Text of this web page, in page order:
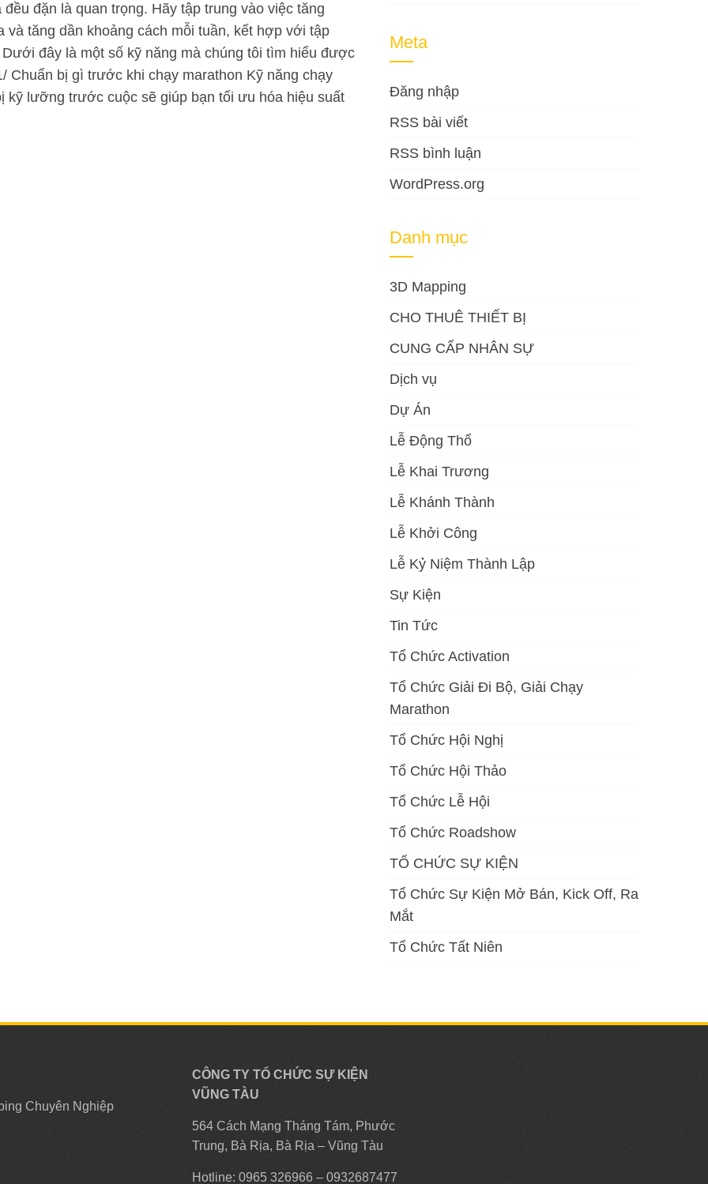
đặn là quan trọng. Hãy tập trung vào việc tăng
tăng dần khoảng cách mỗi tuần, kết hợp với tập
đây là một số kỹ năng mà chúng tôi tìm hiểu được
Chuẩn bị gì trước khi chạy marathon Kỹ năng chạy
kỹ lưỡng trước cuộc sẽ giúp bạn tối ưu hóa hiệu suất
Meta
Đăng nhập
RSS bài viết
RSS bình luận
WordPress.org
Danh mục
3D Mapping
CHO THUÊ THIẾT BỊ
CUNG CẤP NHÂN SỰ
Dịch vụ
Dự Án
Lễ Động Thổ
Lễ Khai Trương
Lễ Khánh Thành
Lễ Khởi Công
Lễ Kỷ Niệm Thành Lập
Sự Kiện
Tin Tức
Tổ Chức Activation
Tổ Chức Giải Đi Bộ, Giải Chạy
Marathon
Tổ Chức Hội Nghị
Tổ Chức Hội Thảo
Tổ Chức Lễ Hội
Tổ Chức Roadshow
TỔ CHỨC SỰ KIỆN
Tổ Chức Sự Kiện Mở Bán, Kick Off, Ra
Mắt
Tổ Chức Tất Niên
Chuyên Nghiệp
CÔNG TY TỔ CHỨC SỰ KIỆN
VŨNG TÀU
564 Cách Mạng Tháng Tám, Phước
Trung, Bà Rịa, Bà Rịa – Vũng Tàu
Hotline: 0965 326966 – 0932687477